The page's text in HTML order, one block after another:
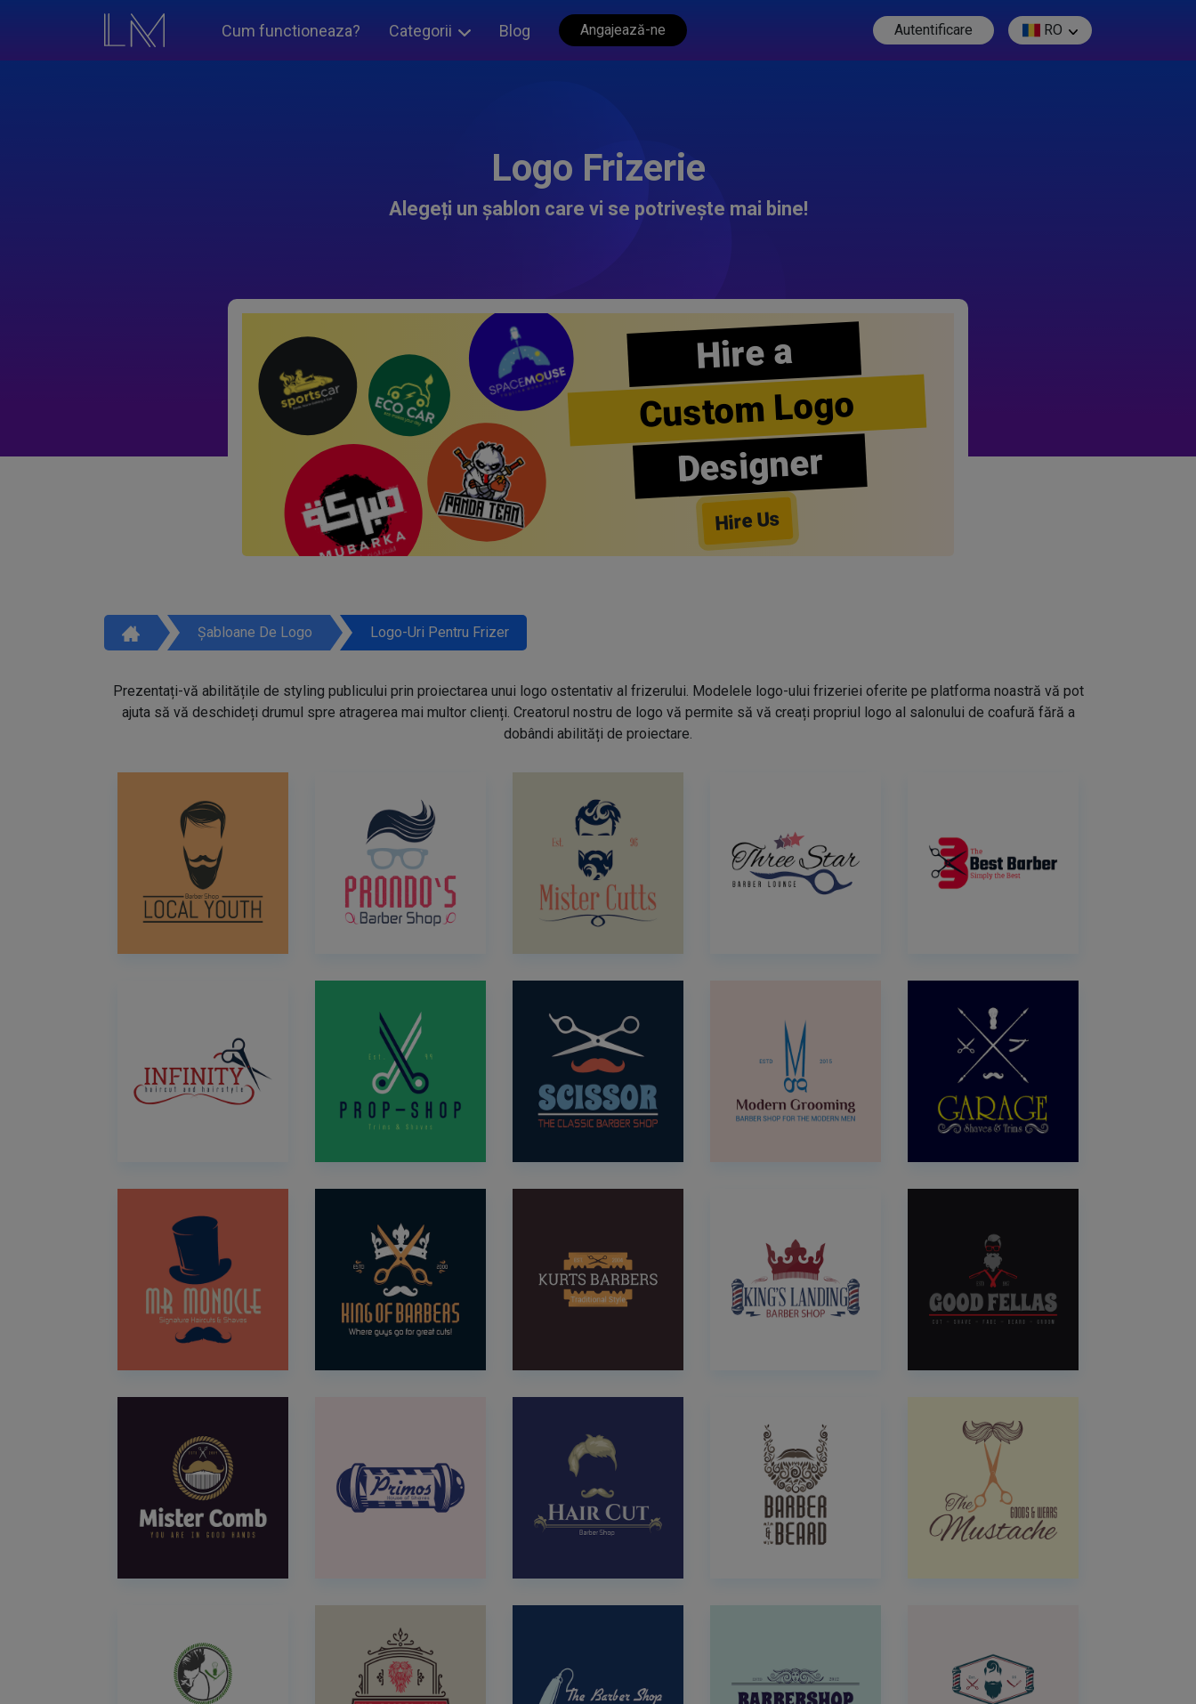
Cum functioneaza? Categorii Blog Angajează-ne Autentificare RO
Logo Frizerie
Alegeți un șablon care vi se potrivește mai bine!
Hire a
Custom Logo
Designer
Hire Us
Șabloane De Logo Logo-Uri Pentru Frizer
Prezentați-vă abilitățile de styling publicului prin proiectarea unui logo ostentativ al frizerului. Modelele logo-ului frizeriei oferite pe platforma noastră vă pot
ajuta să vă deschideți drumul spre atragerea mai multor clienți. Creatorul nostru de logo vă permite să vă creați propriul logo al salonului de coafură fără a
dobândi abilități de proiectare.